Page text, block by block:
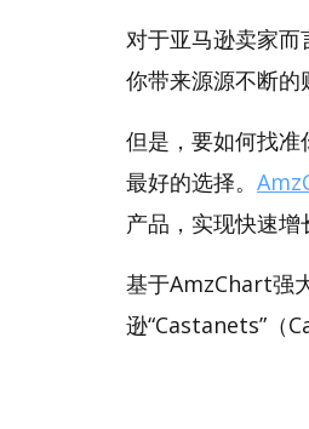
对于亚马逊卖家
你带来源源不断的
但是，要如何找
最好的选择。
产品，实现快速增
基于AmzChart强
逊“Castanets”（